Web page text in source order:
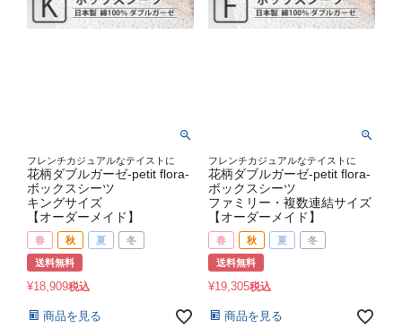
フレンチカジュアルなテイストに
花柄ダブルガーゼ-petit flora-
ボックスシーツ
キングサイズ
【オーダーメイド】
春 秋 夏 冬
送料無料
¥18,909税込
商品を見る
フレンチカジュアルなテイストに
花柄ダブルガーゼ-petit flora-
ボックスシーツ
ファミリー・複数連結サイズ
【オーダーメイド】
春 秋 夏 冬
送料無料
¥19,305税込
商品を見る